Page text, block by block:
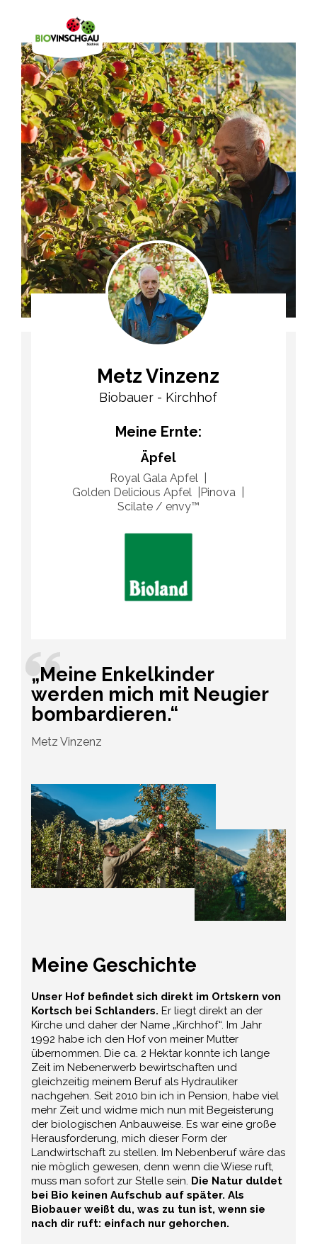
Metz Vinzenz
Biobauer - Kirchhof
Meine Ernte:
Äpfel
Royal Gala Apfel
Golden Delicious Apfel
Pinova
Scilate / envy™
„Meine Enkelkinder
werden mich mit Neugier
bombardieren.“
Metz Vinzenz
Meine Geschichte
Unser Hof befindet sich direkt im Ortskern von
Kortsch bei Schlanders. Er liegt direkt an der
Kirche und daher der Name „Kirchhof“. Im Jahr
1992 habe ich den Hof von meiner Mutter
übernommen. Die ca. 2 Hektar konnte ich lange
Zeit im Nebenerwerb bewirtschaften und
gleichzeitig meinem Beruf als Hydrauliker
nachgehen. Seit 2010 bin ich in Pension, habe viel
mehr Zeit und widme mich nun mit Begeisterung
der biologischen Anbauweise. Es war eine große
Herausforderung, mich dieser Form der
Landwirtschaft zu stellen. Im Nebenberuf wäre das
nie möglich gewesen, denn wenn die Wiese ruft,
muss man sofort zur Stelle sein. Die Natur duldet
bei Bio keinen Aufschub auf später. Als
Biobauer weißt du, was zu tun ist, wenn sie
nach dir ruft: einfach nur gehorchen.